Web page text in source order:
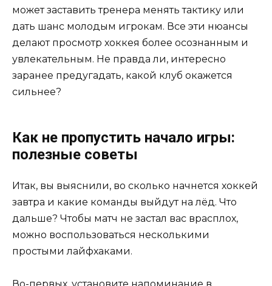
может заставить тренера менять тактику или
дать шанс молодым игрокам. Все эти нюансы
делают просмотр хоккея более осознанным и
увлекательным. Не правда ли, интересно
заранее предугадать, какой клуб окажется
сильнее?
Как не пропустить начало игры:
полезные советы
Итак, вы выяснили, во сколько начнется хоккей
завтра и какие команды выйдут на лёд. Что
дальше? Чтобы матч не застал вас врасплох,
можно воспользоваться несколькими
простыми лайфхаками.